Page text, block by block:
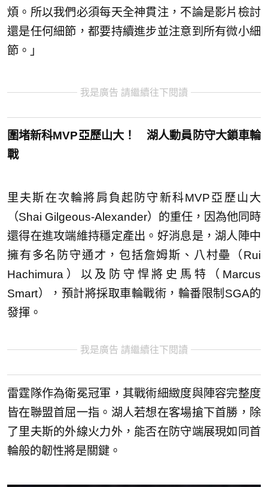
煩。所以我們必須每天全神貫注，不論是影片檢討
還是任何細節，都要持續進步並注意到所有微小細
節。」
我是廣告 請繼續往下閱讀
圍堵新科MVP亞歷山大！ 湖人動員防守大鎖車輪
戰
里夫斯在次輪將肩負起防守新科MVP亞歷山大
（Shai Gilgeous-Alexander）的重任，因為他同時
還得在進攻端維持穩定產出。好消息是，湖人陣中
擁有多名防守通才，包括詹姆斯、八村壘（Rui
Hachimura）以及防守悍將史馬特（Marcus
Smart），預計將採取車輪戰術，輪番限制SGA的
發揮。
我是廣告 請繼續往下閱讀
雷霆隊作為衛冕冠軍，其戰術細緻度與陣容完整度
皆在聯盟首屈一指。湖人若想在客場搶下首勝，除
了里夫斯的外線火力外，能否在防守端展現如同首
輪般的韌性將是關鍵。